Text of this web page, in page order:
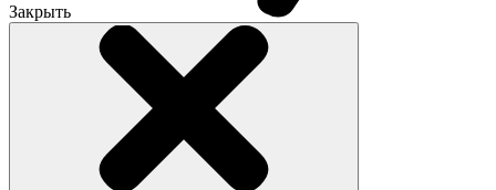
Закрыть